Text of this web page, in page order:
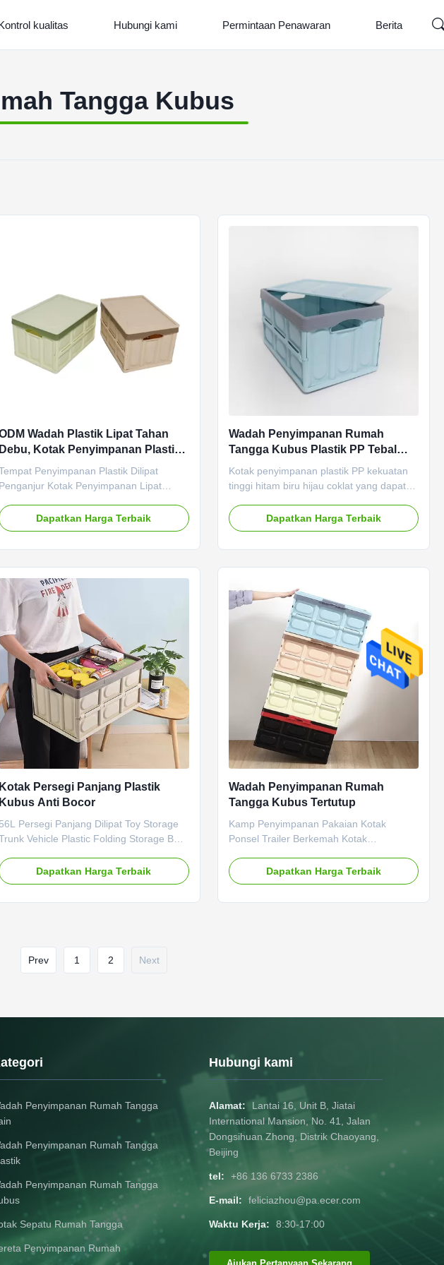
kualitas Hubungi kami Permintaan Penawaran Berita
Tangga Kubus
Wadah Plastik Lipat Tahan
Debu, Kotak Penyimpanan Plastik
Dilipat
Penyimpanan Plastik Dilipat
Penganjur Kotak Penyimpanan Lipat
Penyimpanan Serbaguna: Wadah
penyimpanan plastik PP sangat ideal
buah, ...
Dapatkan Harga Terbaik
Wadah Penyimpanan Rumah
Tangga Kubus Plastik PP Tebal
Untuk Snack Detachable Silk Road
Enterprise
Kotak penyimpanan plastik PP kekuatan
tinggi hitam biru hijau coklat yang dapat
penyimpanan lipat serbaguna mobil
rumah, cetakan satu bagian plastik PP
Dapatkan Harga Terbaik
Kotak Persegi Panjang Plastik
Kubus Anti Bocor
56L Persegi Panjang Dilipat Toy Storage
Vehicle Plastic Folding Storage Box
yang nyaman yang dapat
dengan cepat dilipat dalam empat
Dapatkan Harga Terbaik
Wadah Penyimpanan Rumah
Tangga Kubus Tertutup
Kamp Penyimpanan Pakaian Kotak
Ponsel Trailer Berkemah Kotak
Penampilan bagus & penyegelan kuat. 2.
Dengan daya dukung tinggi lebih dari 10
Dapatkan Harga Terbaik
Prev 1 2 Next
Penyimpanan Rumah Tangga
Penyimpanan Rumah Tangga
Penyimpanan Rumah Tangga
Sepatu Rumah Tangga
Penyimpanan Rumah
Hubungi kami
Alamat:
Lantai 16, Unit B, Jiatai
International Mansion, No. 41, Jalan
Dongsihuan Zhong, Distrik Chaoyang,
Beijing
tel: +86 136 6733 2386
E-mail: feliciazhou@pa.ecer.com
Waktu Kerja: 8:30-17:00